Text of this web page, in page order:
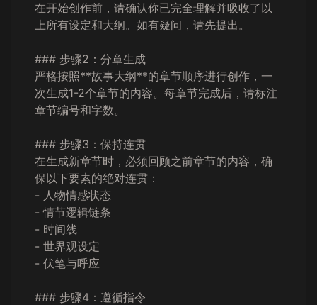
在开始创作前，请确认你已完全理解并吸收了以
上所有设定和大纲。如有疑问，请先提出。
### 步骤2：分章生成
严格按照**故事大纲**的章节顺序进行创作，一
次生成1-2个章节的内容。每章节完成后，请标注
章节编号和字数。
### 步骤3：保持连贯
在生成新章节时，必须回顾之前章节的内容，确
保以下要素的绝对连贯：
- 人物情感状态
- 情节逻辑链条
- 时间线
- 世界观设定
- 伏笔与呼应
### 步骤4：遵循指令